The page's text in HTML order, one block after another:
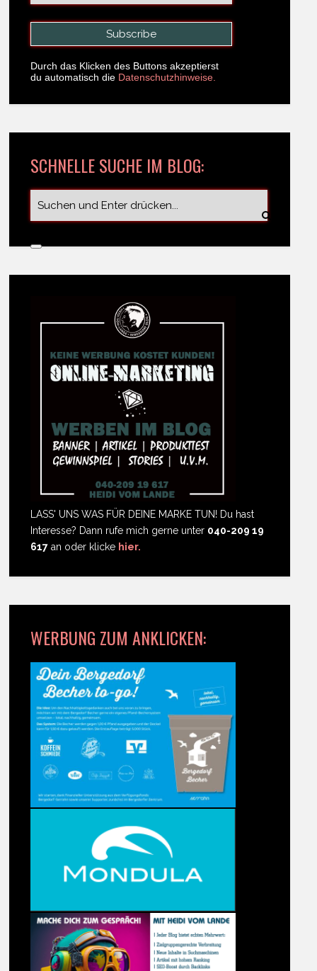
Durch das Klicken des Buttons akzeptierst
du automatisch die Datenschutzhinweise.
SCHNELLE SUCHE IM BLOG:
LASS' UNS WAS FÜR DEINE MARKE TUN! Du hast
Interesse? Dann rufe mich gerne unter 040-209 19
617 an oder klicke hier.
WERBUNG ZUM ANKLICKEN: